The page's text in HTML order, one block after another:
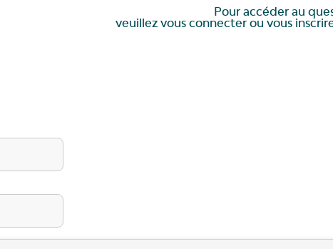
Pour accéder au
veuillez vous connecter ou vous